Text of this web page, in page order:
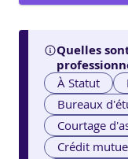
Quelles
À Statut
Bureaux
Courtage
Crédit